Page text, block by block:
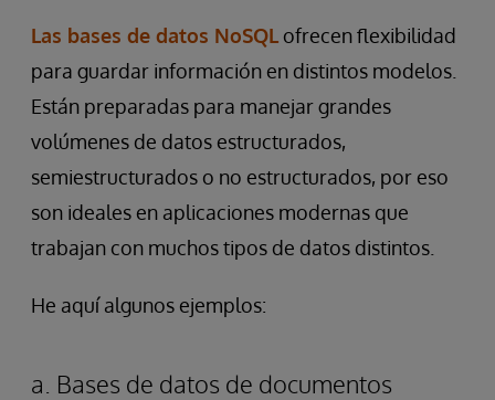
Las bases de datos NoSQL ofrecen flexibilidad
para guardar información en distintos modelos.
Están preparadas para manejar grandes
volúmenes de datos estructurados,
semiestructurados o no estructurados, por eso
son ideales en aplicaciones modernas que
trabajan con muchos tipos de datos distintos.
He aquí algunos ejemplos:
a. Bases de datos de documentos